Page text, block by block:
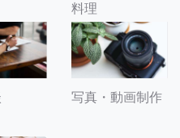
料理
写真・動画制作